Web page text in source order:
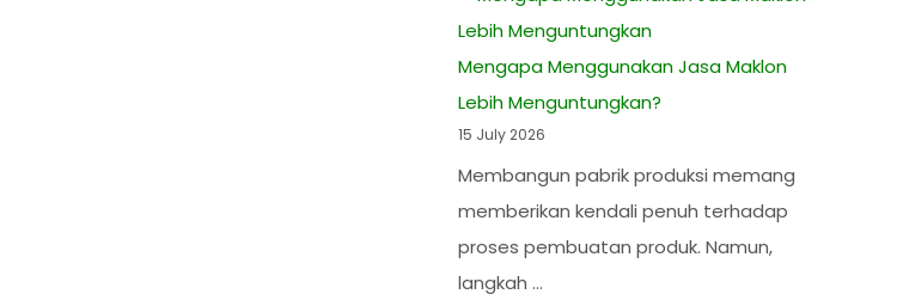
Mengapa Menggunakan Jasa Maklon
Lebih Menguntungkan?
15 July 2026
Membangun pabrik produksi memang
memberikan kendali penuh terhadap
proses pembuatan produk. Namun,
langkah …